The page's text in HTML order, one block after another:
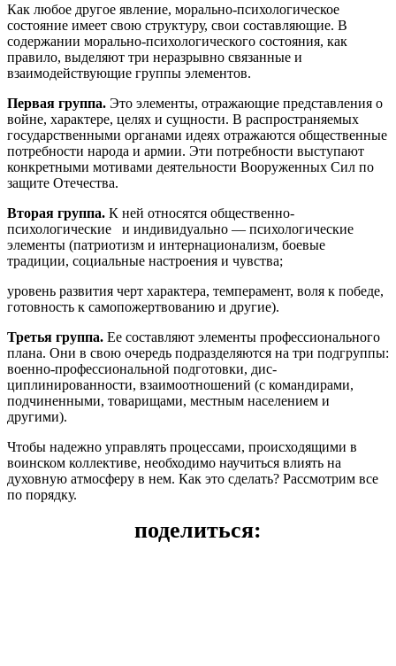
Как любое другое явление, мо­рально-психологическое
состояние имеет свою структуру, свои состав­ляющие. В
содержании морально-психологического состояния, как
правило, выделяют три неразрывно связанные и
взаимодействующие группы элементов.
Первая группа. Это элементы, от­ражающие представления о
войне, характере, целях и сущности. В рас­пространяемых
государственными органами идеях отражаются обще­ственные
потребности народа и армии. Эти потребности выступают
конкретными мотивами деятель­ности Вооруженных Сил по
защите Отечества.
Вторая группа. К ней относятся общественно-
психологические и индивидуально — психологические
элементы (патриотизм и интерна­ционализм, боевые
традиции, со­циальные настроения и чувства;
уровень развития черт характера, темперамент, воля к победе,
готов­ность к самопожертвованию и дру­гие).
Третья группа. Ее составляют эле­менты профессионального
плана. Они в свою очередь подразделяют­ся на три подгруппы:
военно-про­фессиональной подготовки, дис­
циплинированности, взаимоотно­шений (с командирами,
подчинен­ными, товарищами, местным насе­лением и
другими).
Чтобы надежно управлять про­цессами, происходящими в
воин­ском коллективе, необходимо на­учиться влиять на
духовную атмо­сферу в нем. Как это сделать? Рас­смотрим все
по порядку.
поделиться: